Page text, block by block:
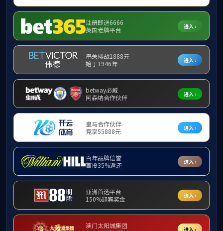
教授
姓名：武光军
职称： 教授、博士生导师
主要研究方向： 翻译学
电话：
Email：